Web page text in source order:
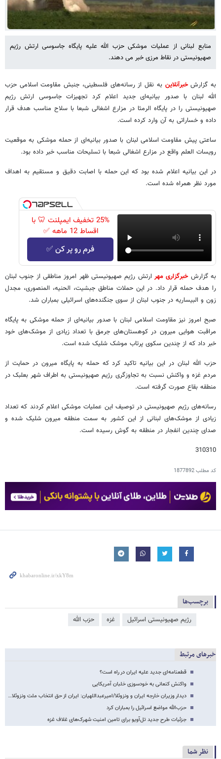
منابع لبنانی از عملیات موشکی حزب الله علیه پایگاه جاسوسی ارتش رژیم
صهیونیستی در نقاط مرزی خبر می دهند.
به گزارشخبرآنلاین به نقل از رسانه‌های فلسطینی، جنبش مقاومت اسلامی حزب
الله لبنان با صدور بیانیه‌ای جدید اعلام کرد تجهیزات جاسوسی ارتش رژیم
صهیونیستی را در پایگاه الرمثا در مزارع اشغالی شبعا با سلاح مناسب هدف قرار
داده و خساراتی به آن وارد کرده است.
ساعتی پیش مقاومت اسلامی لبنان با صدور بیانیه‌ای از حمله موشکی به موقعیت
رویسات العلم واقع در مزارع اشغالی شبعا با تسلیحات مناسب خبر داده بود.
در این بیانیه اعلام شده بود که این حمله با اصابت دقیق و مستقیم به اهداف
مورد نظر همراه شده است.
25% تخفیف ایمپلنت 🦷 با
اقساط 12 ماهه ✅
فرم رو پر کن ✅
به گزارش خبرگزاری مهر ارتش رژیم صهیونیستی ظهر امروز مناطقی از جنوب لبنان
را هدف حمله قرار داد. در این حملات مناطق جبشیت، الحنیه، المنصوری، مجدل
زون و البیساریه در جنوب لبنان از سوی جنگنده‌های اسرائیلی بمباران شد.
صبح امروز نیز مقاومت اسلامی لبنان با صدور بیانیه‌ای از حمله موشکی به پایگاه
مراقبت هوایی میرون در کوهستان‌های جرمق با تعداد زیادی از موشک‌های خود
خبر داد که از چندین سکوی پرتاب موشک شلیک شده است.
حزب الله لبنان در این بیانیه تاکید کرد که حمله به پایگاه میرون در حمایت از
مردم غزه و واکنش نسبت به تجاوزگری رژیم صهیونیستی به اطراف شهر بعلبک در
منطقه بقاع صورت گرفته است.
رسانه‌های رژیم صهیونیستی در توصیف این عملیات موشکی اعلام کردند که تعداد
زیادی از موشک‌های لبنانی از این کشور به سمت منطقه میرون شلیک شده و
صدای چندین انفجار در منطقه به گوش رسیده است.
310310
کد مطلب1877892
برچسب‌ها
رژیم صهیونیستی اسرائیل غزه حزب الله
خبرهای مرتبط
قطعنامه‌ای جدید علیه ایران در راه است؟
واکنش کنعانی به خودسوزی خلبان آمریکایی
دیدار وزیران خارجه ایران و ونزوئلا/امیرعبداللهیان: ایران از حق انتخاب ملت ونزوئلا…
حزب‌الله مواضع اسرائیل را بمباران کرد
جزئیات طرح جدید تل‌آویو برای تامین امنیت شهرک‌های غلاف غزه
نظر شما